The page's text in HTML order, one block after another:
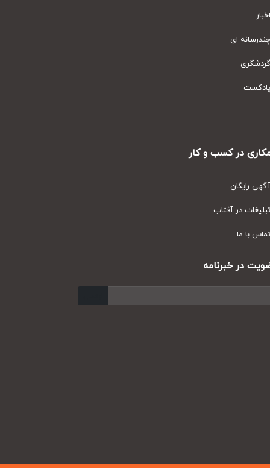
ای
در کسب و کار
رایگان
در آفتاب
با ما
در خبرنامه